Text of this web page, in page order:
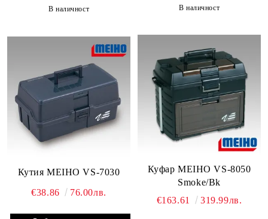
В наличност В наличност
Кутия MEIHO VS-7030
€38.86 76.00лв.
Куфар MEIHO VS-8050
Smoke/Bk
€163.61
319.99лв.